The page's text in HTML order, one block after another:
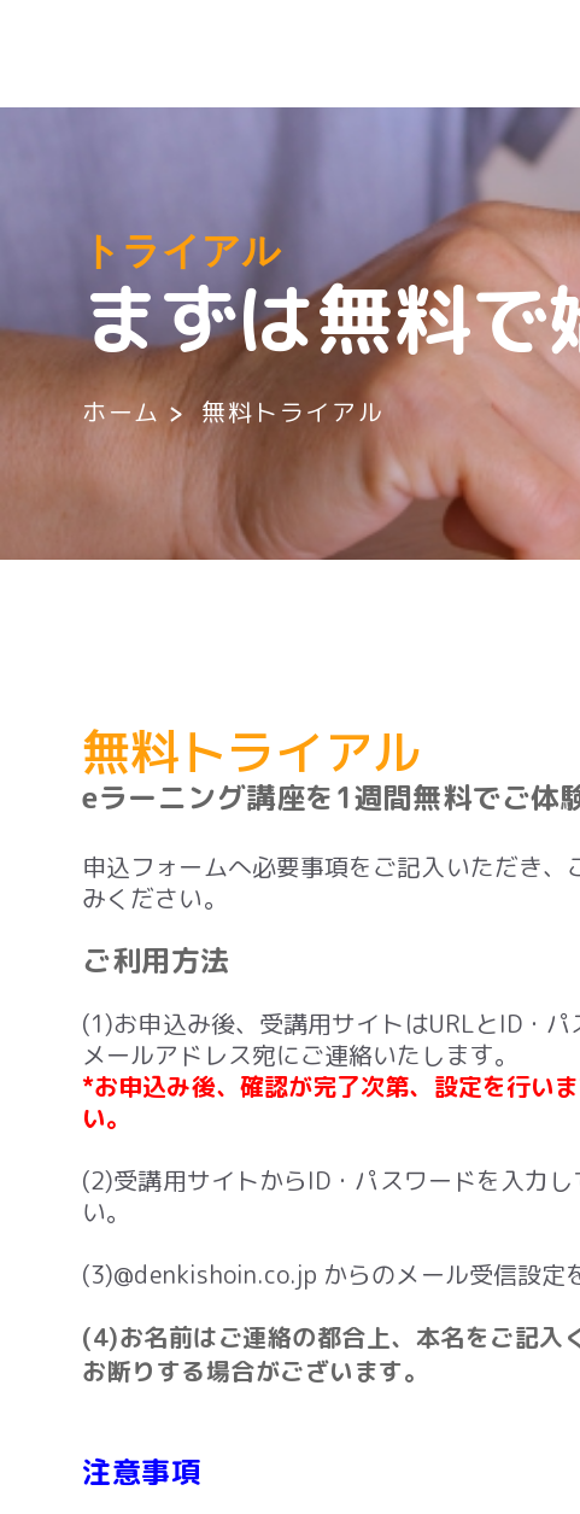
トライアル
まずは無料で
ホーム 無料トライアル
無料トライアル
eラーニング講座を1週間無料でご体
申込フォームへ必要事項をご記入いただき
みください。
ご利用方法
(1)お申込み後、受講用サイトはURLとID・
メールアドレス宛にご連絡いたします。
*お申込み後、確認が完了次第、設定を行い
い。
(2)受講用サイトからID・パスワードを入力
い。
(3)@denkishoin.co.jp からのメール受信設定
(4)お名前はご連絡の都合上、本名をご記入
お断りする場合がございます。
注意事項